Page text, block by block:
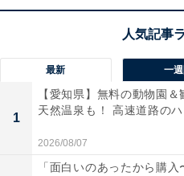
【あわせて買いたい】
最新 一
1
【愛知県】無料の動物園
天然温泉も！ 高速道路のハ
2026/08/07
「面白いのあったから購